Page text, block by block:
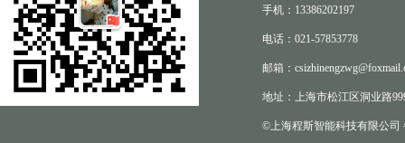
手机：13386202197
电话：021-57853778
邮箱：
地址：上海市松江区洞业路
©上海程斯智能科技有限公司